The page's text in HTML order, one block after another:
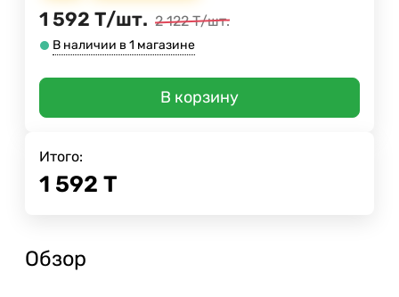
1 592 Т/шт. 2 122 Т/шт.
В наличии в 1 магазине
В корзину
Итого:
1 592 Т
Обзор